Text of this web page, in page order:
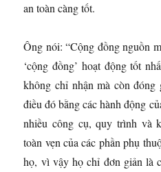
an toàn càng tốt.
Ông nói: “Cộng đồng nguồn
‘cộng đồng’ hoạt động tốt
không chỉ nhận mà còn
điều đó bằng các hành động
nhiều công cụ, quy trình và
toàn vẹn của các phần phụ
họ, vì vậy họ chỉ đơn giản là